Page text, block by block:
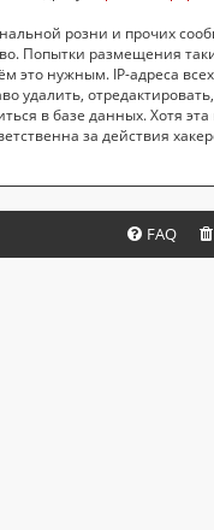
розни и прочих
Попытки размещения
это нужным. IP-адреса
удалить,
в базе данных. Хотя
за действия
FAQ